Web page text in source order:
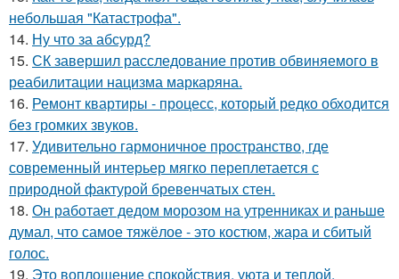
небольшая "Катастрофа".
14. Ну что за абсурд?
15. СК завершил расследование против обвиняемого в
реабилитации нацизма маркаряна.
16. Ремонт квартиры - процесс, который редко обходится
без громких звуков.
17. Удивительно гармоничное пространство, где
современный интерьер мягко переплетается с
природной фактурой бревенчатых стен.
18. Он работает дедом морозом на утренниках и раньше
думал, что самое тяжёлое - это костюм, жара и сбитый
голос.
19. Это воплощение спокойствия, уюта и теплой,